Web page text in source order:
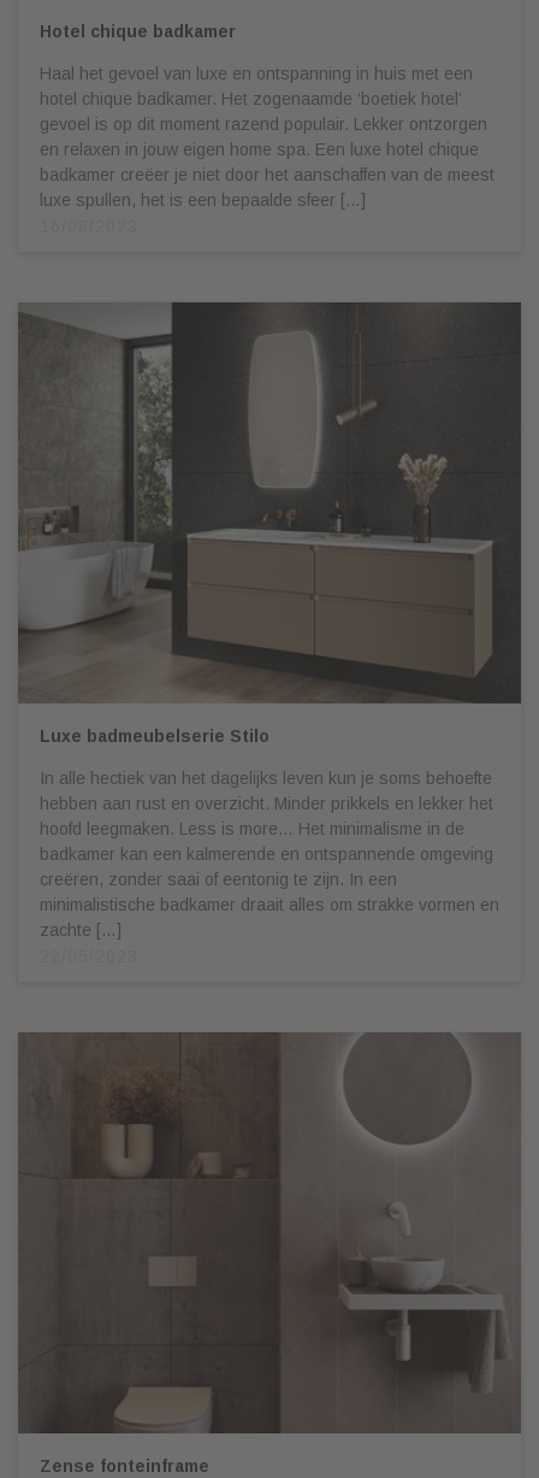
Hotel chique badkamer
Haal het gevoel van luxe en ontspanning in huis met een
hotel chique badkamer. Het zogenaamde ‘boetiek hotel’
gevoel is op dit moment razend populair. Lekker ontzorgen
en relaxen in jouw eigen home spa. Een luxe hotel chique
badkamer creëer je niet door het aanschaffen van de meest
luxe spullen, het is een bepaalde sfeer […]
Luxe badmeubelserie Stilo
In alle hectiek van het dagelijks leven kun je soms behoefte
hebben aan rust en overzicht. Minder prikkels en lekker het
hoofd leegmaken. Less is more… Het minimalisme in de
badkamer kan een kalmerende en ontspannende omgeving
creëren, zonder saai of eentonig te zijn. In een
minimalistische badkamer draait alles om strakke vormen en
zachte […]
Zense fonteinframe